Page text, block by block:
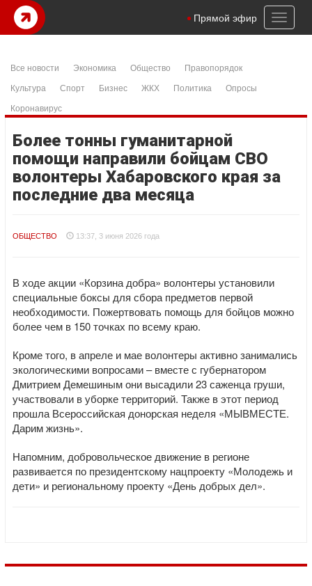
Toggle
Прямой эфир
Все новости Экономика Общество
Правопорядок
Культура
Спорт Бизнес ЖКХ Политика
Опросы
Коронавирус
Более тонны гуманитарной
помощи направили бойцам СВО
волонтеры Хабаровского края за
последние два месяца
ОБЩЕСТВО 13:37, 3 июня 2026 года
В ходе акции «Корзина добра» волонтеры установили
специальные боксы для сбора предметов первой
необходимости. Пожертвовать помощь для бойцов можно
более чем в 150 точках по всему краю.
Кроме того, в апреле и мае волонтеры активно занимались
экологическими вопросами – вместе с губернатором
Дмитрием Демешиным они высадили 23 саженца груши,
участвовали в уборке территорий. Также в этот период
прошла Всероссийская донорская неделя «МЫВМЕСТЕ.
Дарим жизнь».
Напомним, добровольческое движение в регионе
развивается по президентскому нацпроекту «Молодежь и
дети» и региональному проекту «День добрых дел».